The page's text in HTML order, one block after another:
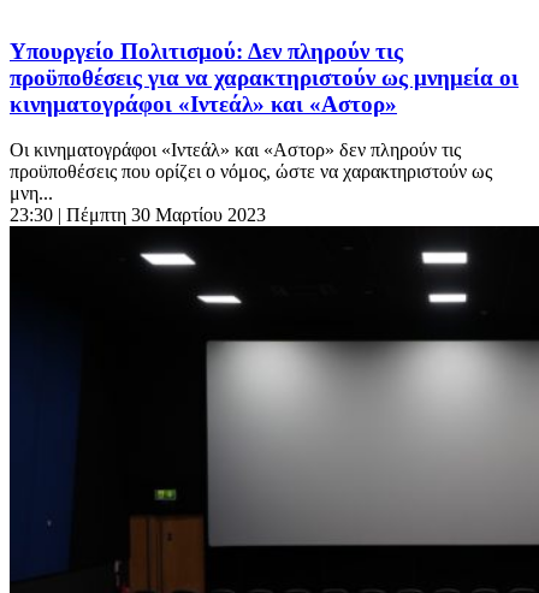
Υπουργείο Πολιτισμού: Δεν πληρούν τις
προϋποθέσεις για να χαρακτηριστούν ως μνημεία οι
κινηματογράφοι «Ιντεάλ» και «Αστορ»
Οι κινηματογράφοι «Ιντεάλ» και «Αστορ» δεν πληρούν τις
προϋποθέσεις που ορίζει ο νόμος, ώστε να χαρακτηριστούν ως
μνη...
23:30 | Πέμπτη 30 Μαρτίου 2023